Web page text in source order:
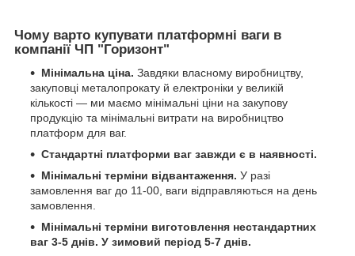
Чому варто купувати платформні ваги в
компанії ЧП "Горизонт"
Мінімальна ціна. Завдяки власному виробництву,
закуповці металопрокату й електроніки у великій
кількості — ми маємо мінімальні ціни на закупову
продукцію та мінімальні витрати на виробництво
платформ для ваг.
Стандартні платформи ваг завжди є в наявності.
Мінімальні терміни відвантаження. У разі
замовлення ваг до 11-00, ваги відправляються на день
замовлення.
Мінімальні терміни виготовлення нестандартних
ваг 3-5 днів. У зимовий період 5-7 днів.